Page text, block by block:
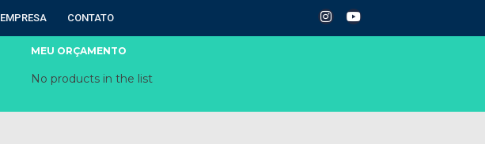
EMPRESA CONTATO
MEU ORÇAMENTO
No products in the list